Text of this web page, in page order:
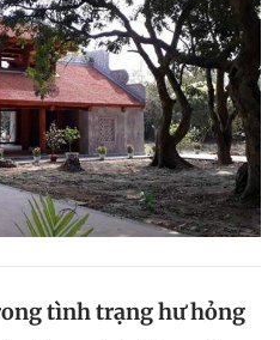
tình trạng hư hỏng